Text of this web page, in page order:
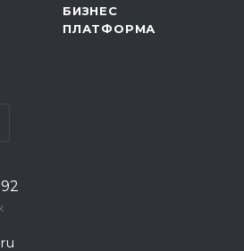
БИЗНЕС
ПЛАТФОРМА